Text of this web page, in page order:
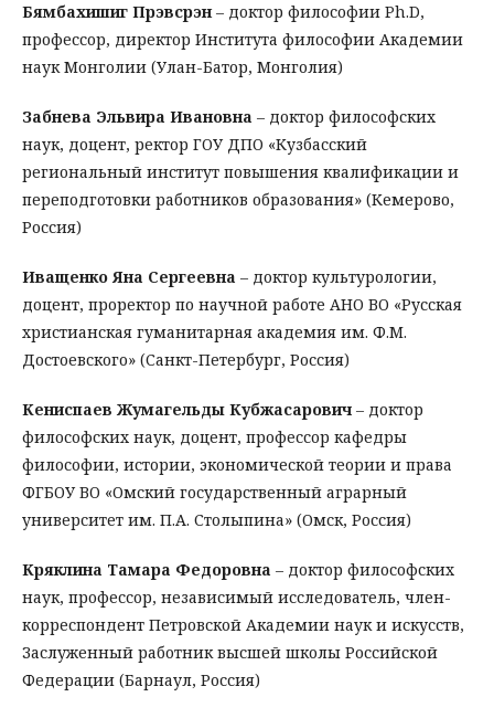
Бямбахишиг Пүрэвсүрэн– доктор философии Ph.D,
профессор, директор Института философии Академии
наук Монголии (Улан-Батор, Монголия)
Забнева Эльвира Ивановна – доктор философских
наук, доцент, ректор ГОУ ДПО «Кузбасский
региональный институт повышения квалификации и
переподготовки работников образования» (Кемерово,
Россия)
Иващенко Яна Сергеевна – доктор культурологии,
доцент, проректор по научной работе АНО ВО «Русская
христианская гуманитарная академия им. Ф.М.
Достоевского» (Санкт-Петербург, Россия)
Кениспаев Жумагельды Кубжасарович – доктор
философских наук, доцент, профессор кафедры
философии, истории, экономической теории и права
ФГБОУ ВО «Омский государственный аграрный
университет им. П.А. Столыпина» (Омск, Россия)
Кряклина Тамара Федоровна – доктор философских
наук, профессор, независимый исследователь, член-
корреспондент Петровской Академии наук и искусств,
Заслуженный работник высшей школы Российской
Федерации (Барнаул, Россия)